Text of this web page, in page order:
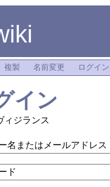
複製 名前変更 ログイン
イン
ィジランス
名またはメールアドレス
ド